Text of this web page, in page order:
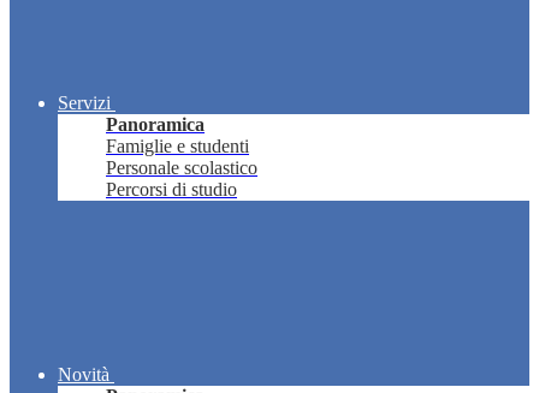
Servizi
Panoramica
Famiglie e studenti
Personale scolastico
Percorsi di studio
Novità